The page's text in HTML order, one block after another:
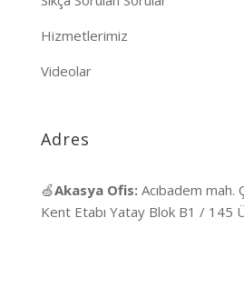
Hizmetlerimiz
Videolar
Adres
🍏Akasya Ofis: Acıbadem mah.
Kent Etabı Yatay Blok B1 / 145